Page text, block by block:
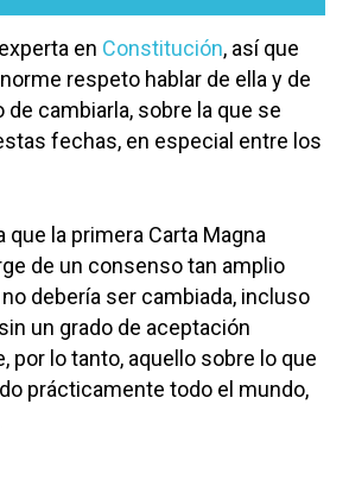
en Constitución, así que
respeto hablar de ella y de
de cambiarla, sobre la que se
fechas, en especial entre los
que la primera Carta Magna
de un consenso tan amplio
debería ser cambiada, incluso
un grado de aceptación
por lo tanto, aquello sobre lo que
prácticamente todo el mundo,